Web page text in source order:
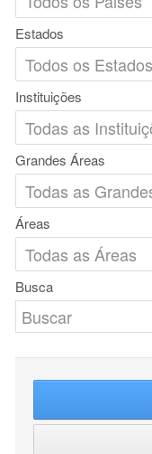
Estados
Instituições
Grandes Áreas
Áreas
Busca